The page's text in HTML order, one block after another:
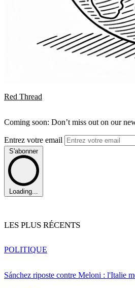
Red Thread
Coming soon: Don’t miss out on our
Entrez votre email
S'abonner
Loading...
LES PLUS RÉCENTS
Sánchez riposte contre Meloni : l'Italie
POLITIQUE